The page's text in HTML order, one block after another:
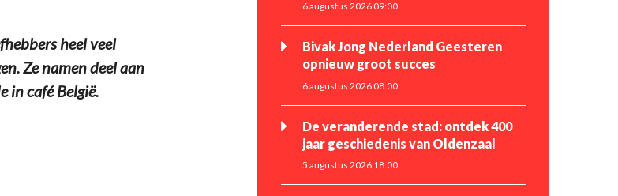
heel veel
Ze namen deel aan
in café België.
6 augustus 2026 09:00
Bivak Jong Nederland Geesteren
opnieuw groot succes
6 augustus 2026 08:00
De veranderende stad: ontdek 400
jaar geschiedenis van Oldenzaal
5 augustus 2026 18:00